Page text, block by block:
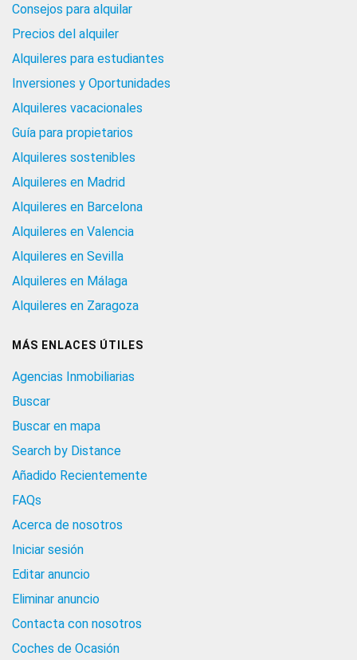
Consejos para alquilar
Precios del alquiler
Alquileres para estudiantes
Inversiones y Oportunidades
Alquileres vacacionales
Guía para propietarios
Alquileres sostenibles
Alquileres en Madrid
Alquileres en Barcelona
Alquileres en Valencia
Alquileres en Sevilla
Alquileres en Málaga
Alquileres en Zaragoza
MÁS ENLACES ÚTILES
Agencias Inmobiliarias
Buscar
Buscar en mapa
Search by Distance
Añadido Recientemente
FAQs
Acerca de nosotros
Iniciar sesión
Editar anuncio
Eliminar anuncio
Contacta con nosotros
Coches de Ocasión